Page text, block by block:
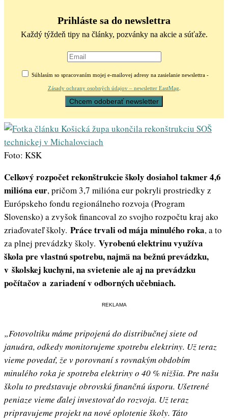
Prihláste sa do newslettra
Každý týždeň tipy na články, pozvánky na akcie a súťaže.
Súhlasím so spracovaním mojej e-mailovej adresy na zasielanie newslettra -
Zásady ochrany osobných údajov – newsletter EastMag
Foto: KSK
Celkový rozpočet rekonštrukcie školy dosiahol takmer 4,6
milióna eur, pričom 3,7 milióna eur pokryli prostriedky z
Európskeho fondu regionálneho rozvoja (Program
Slovensko) a zvyšok financoval zo svojho rozpočtu kraj ako
zriaďovateľ školy. Práce trvali od mája minulého roka, a to
za plnej prevádzky školy. Vyrobenú elektrinu využíva
škola pre vlastnú spotrebu, najmä na bežnú prevádzku,
v školskej kuchyni, na svietenie ale aj na prevádzku
počítačov a zariadení v odborných učebniach.
REKLAMA
„Fotovoltiku máme pripojenú do distribučnej siete od
januára, odkedy monitorujeme spotrebu elektriny. Už teraz
vieme povedať, že v porovnaní s rovnakým obdobím
minulého roka je spotreba elektriny o 40 % nižšia. Pre našu
školu to predstavuje obrovskú finančnú úsporu. Ušetrené
peniaze vieme ďalej investovať do rozvoja. Už teraz
pripravujeme projekt na nové oplotenie školy. Táto